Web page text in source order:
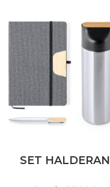
SET HALDERAN